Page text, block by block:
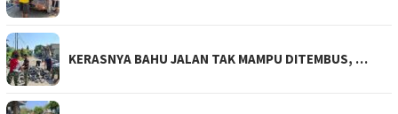
KERASNYA BAHU JALAN TAK MAMPU DITEMBUS, …